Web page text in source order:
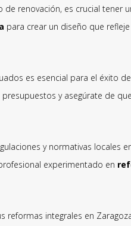
renovación, es crucial
para crear un diseño que
es esencial para el éxito
presupuestos y asegúrate de
y normativas locales
experimentado en
reformas integrales en